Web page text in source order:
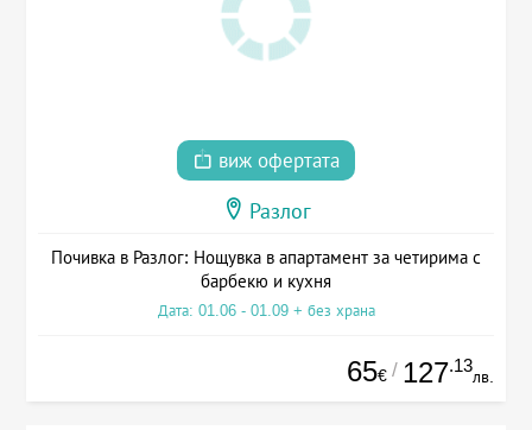
виж офертата
Разлог
Почивка в Разлог: Нощувка в апартамент за четирима с
барбекю и кухня
Дата: 01.06 - 01.09 + без храна
65€ / 127.13
лв.